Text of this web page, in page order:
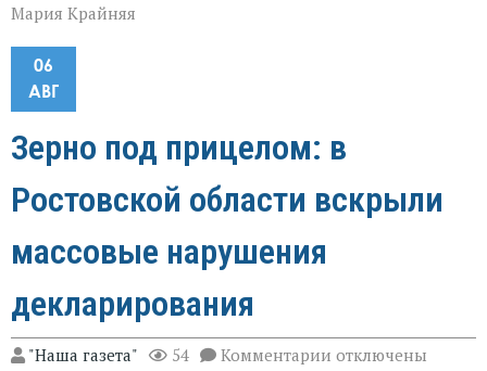
Мария Крайняя
06
АВГ
Зерно под прицелом: в
Ростовской области вскрыли
массовые нарушения
декларирования
"Наша газета" 54 Комментарии котключены